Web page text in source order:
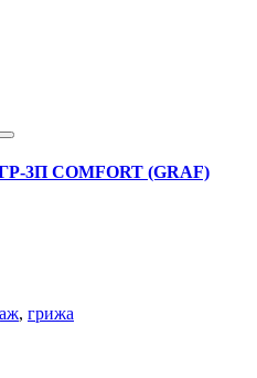
3П COMFORT (GRAF)
, грижа